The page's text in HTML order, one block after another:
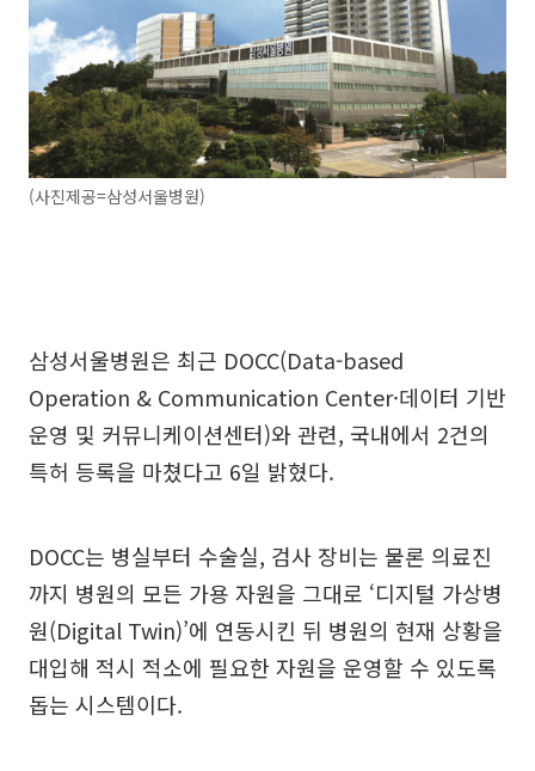
(사진제공=삼성서울병원)
삼성서울병원은 최근 DOCC(Data-based
Operation & Communication Center·데이터 기반
운영 및 커뮤니케이션센터)와 관련, 국내에서 2건의
특허 등록을 마쳤다고 6일 밝혔다.
DOCC는 병실부터 수술실, 검사 장비는 물론 의료진
까지 병원의 모든 가용 자원을 그대로 ‘디지털 가상병
원(Digital Twin)’에 연동시킨 뒤 병원의 현재 상황을
대입해 적시 적소에 필요한 자원을 운영할 수 있도록
돕는 시스템이다.